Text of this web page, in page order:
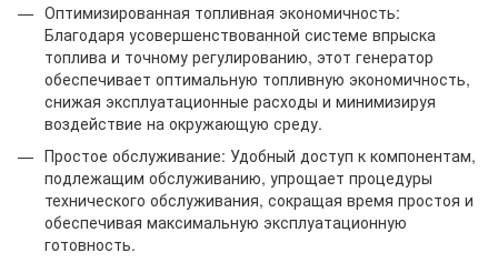
Оптимизированная топливная экономичность:
Благодаря усовершенствованной системе впрыска
топлива и точному регулированию, этот генератор
обеспечивает оптимальную топливную экономичность,
снижая эксплуатационные расходы и минимизируя
воздействие на окружающую среду.
Простое обслуживание: Удобный доступ к компонентам,
подлежащим обслуживанию, упрощает процедуры
технического обслуживания, сокращая время простоя и
обеспечивая максимальную эксплуатационную
готовность.